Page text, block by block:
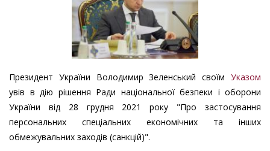
Президент України Володимир Зеленський своїм Указом
увів в дію рішення Ради національної безпеки і оборони
України від 28 грудня 2021 року "Про застосування
персональних спеціальних економічних та інших
обмежувальних заходів (санкцій)".